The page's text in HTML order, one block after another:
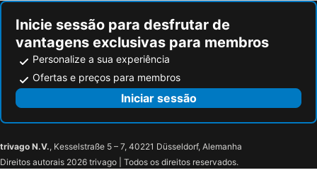
Inicie sessão para desfrutar de
vantagens exclusivas para membros
Personalize a sua experiência
Ofertas e preços para membros
Iniciar sessão
trivago N.V., Kesselstraße 5 – 7, 40221 Düsseldorf, Alemanha
Direitos autorais 2026 trivago | Todos os direitos reservados.